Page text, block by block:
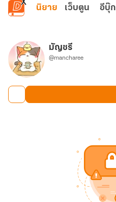
ข้ามไปยังเนื้อหาหลัก
นิยาย เว็บตูน อีบุ๊ก
มัญชรี
@mancharee